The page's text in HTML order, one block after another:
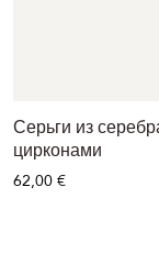
Серьги из
цирконами
62,00 €